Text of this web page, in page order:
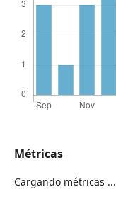
Métricas
Cargando métricas ...